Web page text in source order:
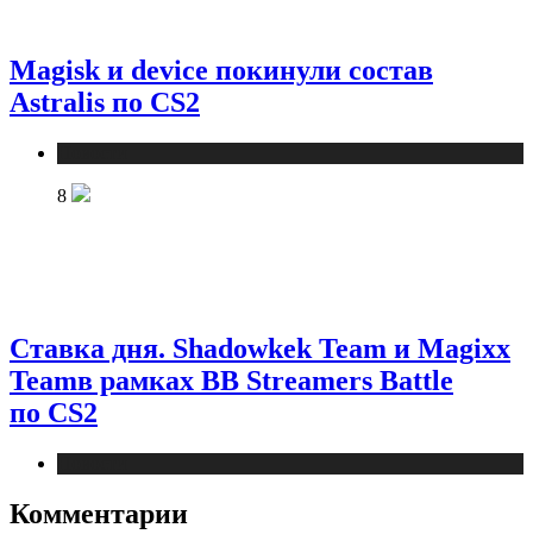
Magisk и device покинули состав
Astralis по CS2
8
Ставка дня. Shadowkek Team и Magixx
Teamв рамках BB Streamers Battle
по CS2
Комментарии